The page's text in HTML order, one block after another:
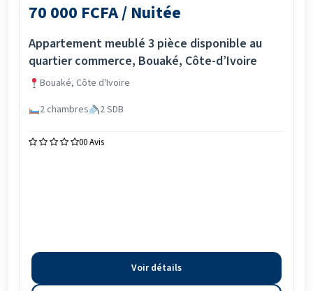
70 000 FCFA / Nuitée
Appartement meublé 3 pièce disponible au
quartier commerce, Bouaké, Côte-d’Ivoire
Bouaké, Côte d'Ivoire
2 chambres
2 SDB
00 Avis
Voir détails